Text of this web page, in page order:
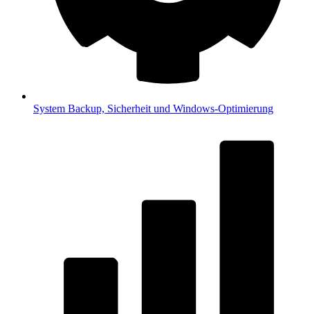
System Backup, Sicherheit und Windows-Optimierung